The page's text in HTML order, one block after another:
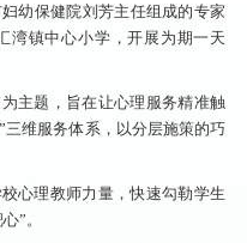
幼保健院刘芳主任组成的专家
湾镇中心小学，开展为期一天
主题，旨在让心理服务精准触
维服务体系，以分层施策的巧
心理教师力量，快速勾勒学生
”。